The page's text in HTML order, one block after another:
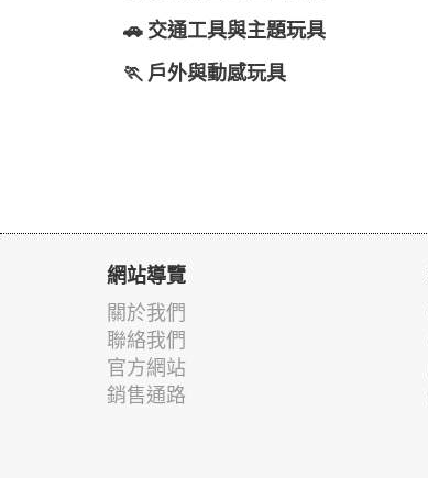
🚗 交通工具與主題玩具
🏃 戶外與動感玩具
網站導覽
關於我們
聯絡我們
官方網站
銷售通路